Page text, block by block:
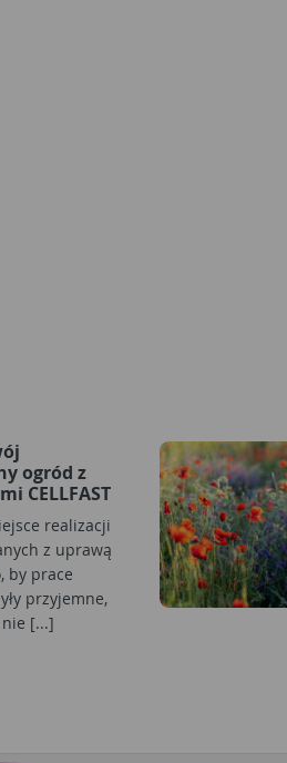
ogród z
CELLFAST
realizacji
z uprawą
by prace
przyjemne,
[...]